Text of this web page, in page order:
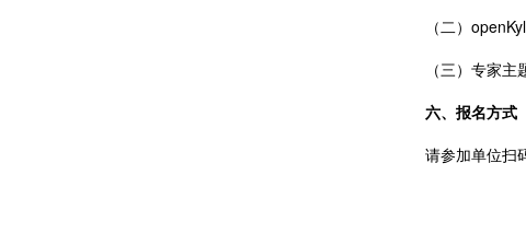
（二）
（三）专家主
六、报名方式
请参加单位扫